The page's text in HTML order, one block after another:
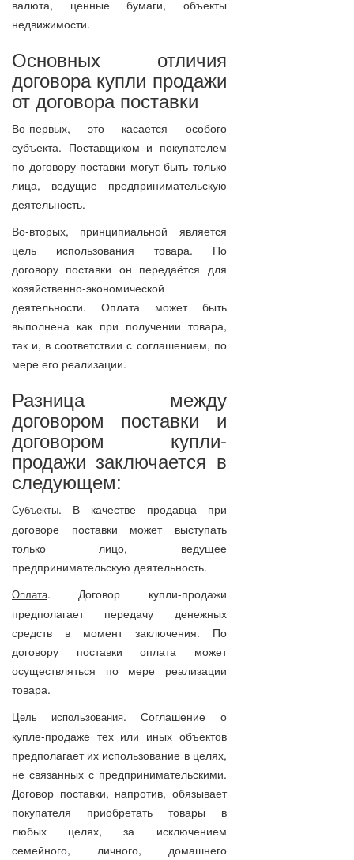
валюта, ценные бумаги, объекты
недвижимости.
Основных отличия
договора купли продажи
от договора поставки
Во-первых, это касается особого
субъекта. Поставщиком и покупателем
по договору поставки могут быть только
лица, ведущие предпринимательскую
деятельность.
Во-вторых, принципиальной является
цель использования товара. По
договору поставки он передаётся для
хозяйственно-экономической
деятельности. Оплата может быть
выполнена как при получении товара,
так и, в соответствии с соглашением, по
мере его реализации.
Разница между
договором поставки и
договором купли-
продажи заключается в
следующем:
Субъекты. В качестве продавца при
договоре поставки может выступать
только лицо, ведущее
предпринимательскую деятельность.
Оплата. Договор купли-продажи
предполагает передачу денежных
средств в момент заключения. По
договору поставки оплата может
осуществляться по мере реализации
товара.
Цель использования. Соглашение о
купле-продаже тех или иных объектов
предполагает их использование в целях,
не связанных с предпринимательскими.
Договор поставки, напротив, обязывает
покупателя приобретать товары в
любых целях, за исключением
семейного, личного, домашнего